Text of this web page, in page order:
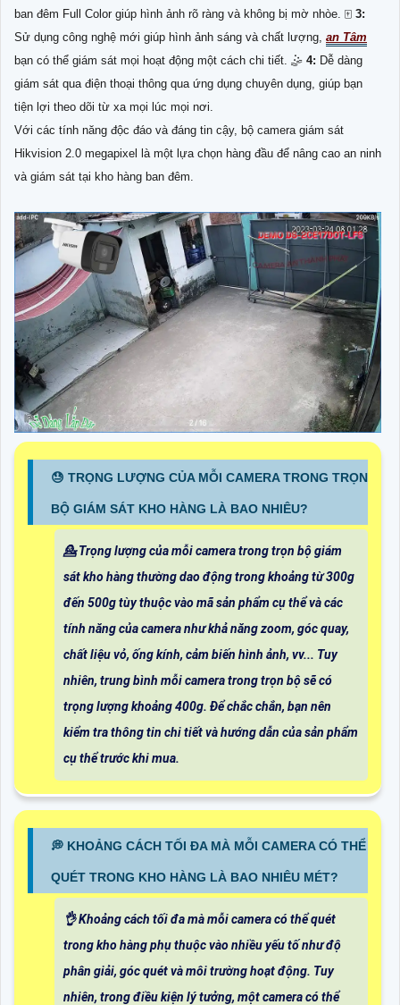
ban đêm Full Color giúp hình ảnh rõ ràng và không bị mờ nhòe. 🀄 3:
Sử dụng công nghệ mới giúp hình ảnh sáng và chất lượng, an Tâm
bạn có thể giám sát mọi hoạt động một cách chi tiết. 🤹 4: Dễ dàng
giám sát qua điện thoại thông qua ứng dụng chuyên dụng, giúp bạn
tiện lợi theo dõi từ xa mọi lúc mọi nơi.
Với các tính năng độc đáo và đáng tin cậy, bộ camera giám sát
Hikvision 2.0 megapixel là một lựa chọn hàng đầu để nâng cao an ninh
và giám sát tại kho hàng ban đêm.
😓 TRỌNG LƯỢNG CỦA MỖI CAMERA TRONG TRỌN
BỘ GIÁM SÁT KHO HÀNG LÀ BAO NHIÊU?
💁 Trọng lượng của mỗi camera trong trọn bộ giám
sát kho hàng thường dao động trong khoảng từ 300g
đến 500g tùy thuộc vào mã sản phẩm cụ thể và các
tính năng của camera như khả năng zoom, góc quay,
chất liệu vỏ, ống kính, cảm biến hình ảnh, vv... Tuy
nhiên, trung bình mỗi camera trong trọn bộ sẽ có
trọng lượng khoảng 400g. Để chắc chắn, bạn nên
kiểm tra thông tin chi tiết và hướng dẫn của sản phẩm
cụ thể trước khi mua.
️💭 KHOẢNG CÁCH TỐI ĐA MÀ MỖI CAMERA CÓ THỂ
QUÉT TRONG KHO HÀNG LÀ BAO NHIÊU MÉT?
👌 Khoảng cách tối đa mà mỗi camera có thể quét
trong kho hàng phụ thuộc vào nhiều yếu tố như độ
phân giải, góc quét và môi trường hoạt động. Tuy
nhiên, trong điều kiện lý tưởng, một camera có thể